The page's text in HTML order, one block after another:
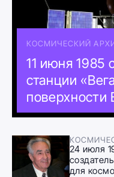
КОСМИЧЕСКИЙ
11 июня 1985
станции
поверхности
24 июля
для